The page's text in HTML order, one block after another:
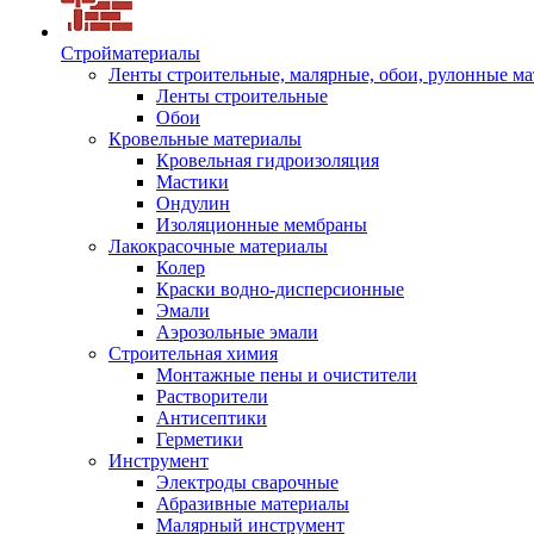
Стройматериалы
Ленты строительные, малярные, обои, рулонные
Ленты строительные
Обои
Кровельные материалы
Кровельная гидроизоляция
Мастики
Ондулин
Изоляционные мембраны
Лакокрасочные материалы
Колер
Краски водно-дисперсионные
Эмали
Аэрозольные эмали
Строительная химия
Монтажные пены и очистители
Растворители
Антисептики
Герметики
Инструмент
Электроды сварочные
Абразивные материалы
Малярный инструмент